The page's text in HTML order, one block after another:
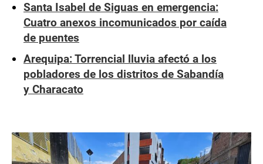
Santa Isabel de Siguas en emergencia:
Cuatro anexos incomunicados por caída
de puentes
Arequipa: Torrencial lluvia afectó a los
pobladores de los distritos de Sabandía
y Characato